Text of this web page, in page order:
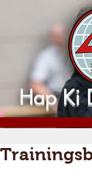
Hap Ki